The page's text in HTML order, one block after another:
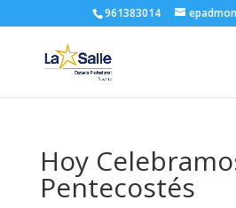
961383014
Hoy
Pentecostés